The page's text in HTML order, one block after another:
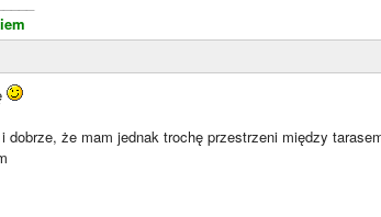
dobrze, że mam jednak trochę przestrzeni między